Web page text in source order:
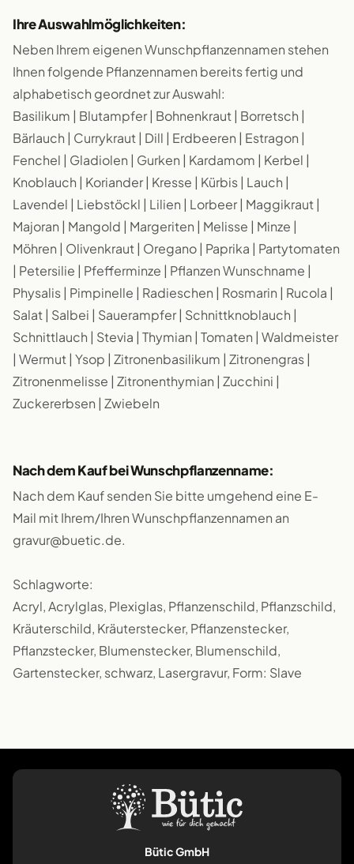
Ihre Auswahlmöglichkeiten:
Neben Ihrem eigenen Wunschpflanzennamen stehen
Ihnen folgende Pflanzennamen bereits fertig und
alphabetisch geordnet zur Auswahl:
Basilikum | Blutampfer | Bohnenkraut | Borretsch |
Bärlauch | Currykraut | Dill | Erdbeeren | Estragon |
Fenchel | Gladiolen | Gurken | Kardamom | Kerbel |
Knoblauch | Koriander | Kresse | Kürbis | Lauch |
Lavendel | Liebstöckl | Lilien | Lorbeer | Maggikraut |
Majoran | Mangold | Margeriten | Melisse | Minze |
Möhren | Olivenkraut | Oregano | Paprika | Partytomaten
| Petersilie | Pfefferminze | Pflanzen Wunschname |
Physalis | Pimpinelle | Radieschen | Rosmarin | Rucola |
Salat | Salbei | Sauerampfer | Schnittknoblauch |
Schnittlauch | Stevia | Thymian | Tomaten | Waldmeister
| Wermut | Ysop | Zitronenbasilikum | Zitronengras |
Zitronenmelisse | Zitronenthymian | Zucchini |
Zuckererbsen | Zwiebeln
Nach dem Kauf bei Wunschpflanzenname:
Nach dem Kauf senden Sie bitte umgehend eine E-
Mail mit Ihrem/Ihren Wunschpflanzennamen an
gravur@buetic.de.
Schlagworte:
Acryl, Acrylglas, Plexiglas, Pflanzenschild, Pflanzschild,
Kräuterschild, Kräuterstecker, Pflanzenstecker,
Pflanzstecker, Blumenstecker, Blumenschild,
Gartenstecker, schwarz, Lasergravur, Form: Slave
Bütic GmbH